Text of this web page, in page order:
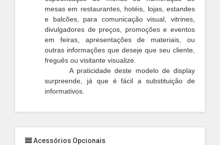
mesas em restaurantes, hotéis, lojas, estandes
e balcões, para comunicação visual, vitrines,
divulgadores de preços, promoções e eventos
em feiras, apresentações de materiais, ou
outras informações que deseje que seu cliente,
freguês ou visitante visualize.
A praticidade deste modelo de display
surpreende, já que é fácil a substituição de
informativos.
Acessórios Opcionais